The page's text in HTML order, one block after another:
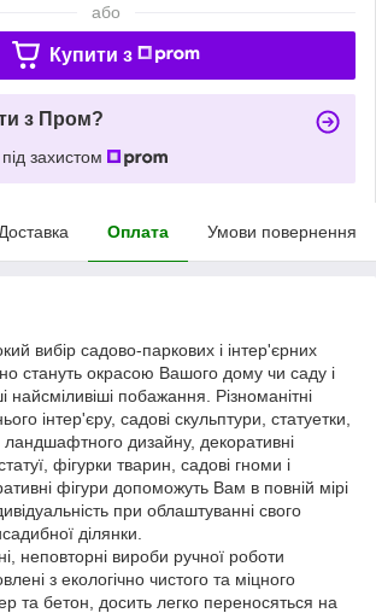
або
Купити з
з Пром?
захистом
Доставка Оплата Умови повернення
вибір садово-паркових і інтер'єрних
стануть окрасою Вашого дому чи саду і
найсміливіші побажання. Різноманітні
інтер'єру, садові скульптури, статуетки,
дизайну, декоративні
фігурки тварин, садові гноми і
фігури допоможуть Вам в повній мірі
при облаштуванні свого
ділянки.
неповторні вироби ручної роботи
з екологічно чистого та міцного
та бетон, досить легко переносяться на